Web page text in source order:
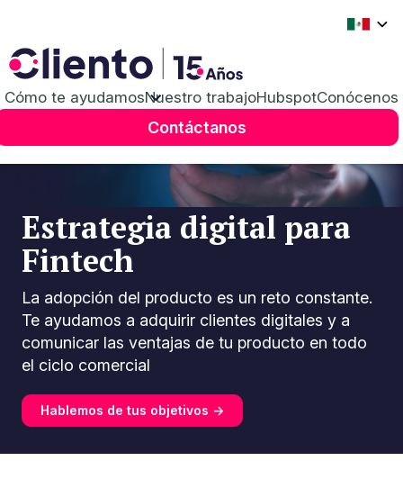
Cómo te ayudamosNuestro trabajoHubspotConócenos
Contáctanos
Estrategia digital para
Fintech
La adopción del producto es un reto constante.
Te ayudamos a adquirir clientes digitales y a
comunicar las ventajas de tu producto en todo
el ciclo comercial
Hablemos de tus objetivos ->